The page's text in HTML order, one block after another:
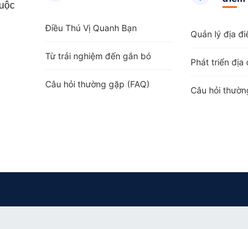
Điều Thú Vị Quanh Bạn
Từ trải nghiệm đến gắn bó
Câu hỏi thường gặp (FAQ)
Quản lý địa
Phát triển địa
Câu hỏi